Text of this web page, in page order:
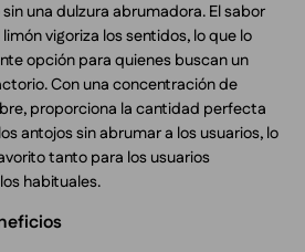
una dulzura abrumadora. El sabor
vigoriza los sentidos, lo que lo
opción para quienes buscan un
Con una concentración de
proporciona la cantidad perfecta
antojos sin abrumar a los usuarios, lo
tanto para los usuarios
habituales.